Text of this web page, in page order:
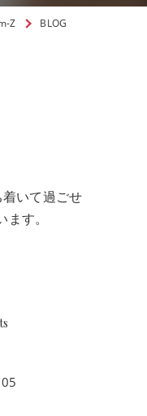
Z BLOG
いて過ごせ
す。